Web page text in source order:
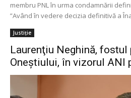
membru PNL în urma condamnării
”Având în vedere decizia definitivă a
Justiție
Laurenţiu Neghină, fostul
Oneştiului, în vizorul ANI